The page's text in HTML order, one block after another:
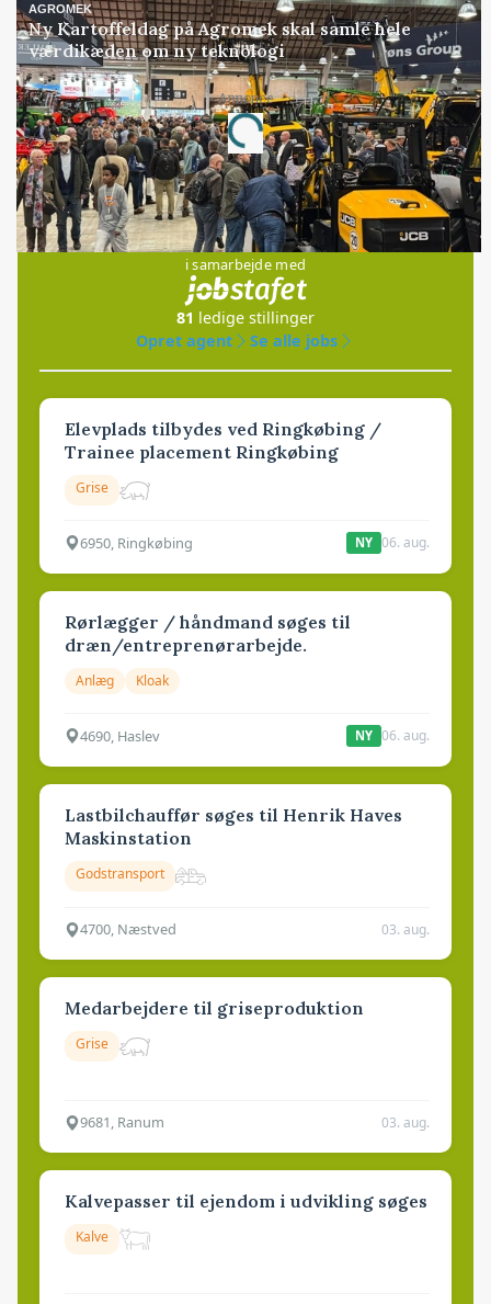
AGROMEK
Ny Kartoffeldag på Agromek skal samle hele
værdikæden om ny teknologi
Annonce
Loading...
Jobs
i samarbejde med
81 ledige stillinger
Opret agent
Se alle jobs
Elevplads tilbydes ved Ringkøbing /
Trainee placement Ringkøbing
Grise
6950, Ringkøbing NY 06. aug.
Rørlægger / håndmand søges til
dræn/entreprenørarbejde.
Anlæg Kloak
4690, Haslev NY 06. aug.
Lastbilchauffør søges til Henrik Haves
Maskinstation
Godstransport
4700, Næstved 03. aug.
Medarbejdere til griseproduktion
Grise
9681, Ranum 03. aug.
Kalvepasser til ejendom i udvikling søges
Kalve